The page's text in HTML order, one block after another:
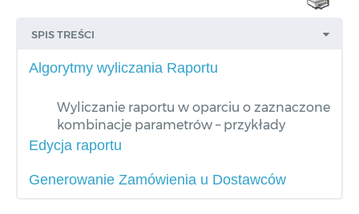
SPIS TREŚCI
Algorytmy wyliczania Raportu
Wyliczanie raportu w oparciu o zaznaczone
kombinacje parametrów – przykłady
Edycja raportu
Generowanie Zamówienia u Dostawców